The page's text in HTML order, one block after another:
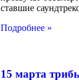
ставшие
Подробнее »
15 марта